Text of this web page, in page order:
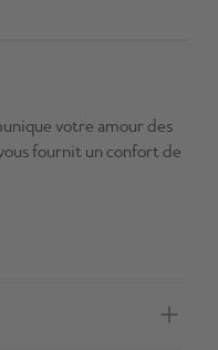
votre amour des
fournit un confort de